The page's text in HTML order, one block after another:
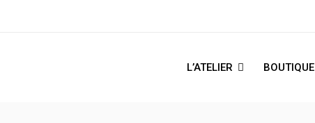
L’ATELIER BOUTIQUE